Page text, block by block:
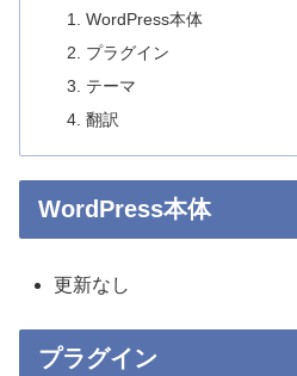
WordPress本体
プラグイン
テーマ
翻訳
WordPress本体
更新なし
プラグイン